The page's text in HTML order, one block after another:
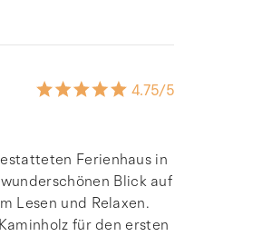
4.75/5
Ferienhaus in
Blick auf
Lesen und Relaxen.
für den ersten